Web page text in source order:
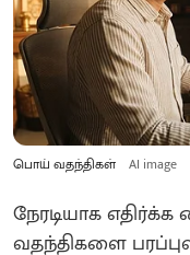
பொய் வதந்திகள் AI image
நேரடியாக
வதந்திகளை